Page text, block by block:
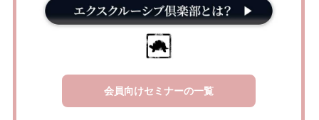
会員向けセミナーの一覧